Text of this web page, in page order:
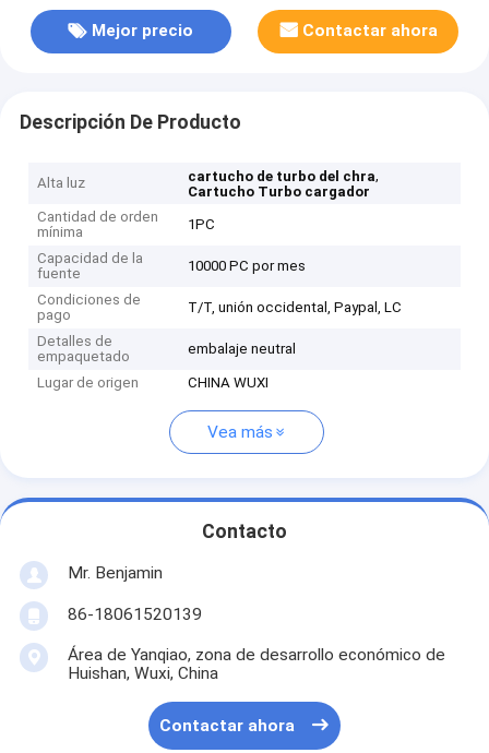
Mejor precio Contactar ahora
Descripción De Producto
Alta luz cartucho de turbo del chra,
Cartucho Turbo cargador
Cantidad de orden
mínima
1PC
Capacidad de la
fuente
10000 PC por mes
Condiciones de
pago
T/T, unión occidental, Paypal, LC
Detalles de
empaquetado
embalaje neutral
Lugar de origen CHINA WUXI
Vea más
Contacto
Mr. Benjamin
86-18061520139
Área de Yanqiao, zona de desarrollo económico de
Huishan, Wuxi, China
Contactar ahora